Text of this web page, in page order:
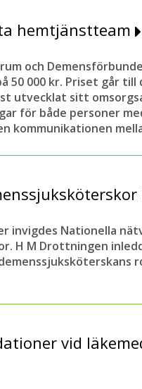
hemtjänstteam
och
50 000 kr. Priset går till
utvecklat sitt
för både personer
kommunikationen
invigdes Nationella
H M Drottningen
vid